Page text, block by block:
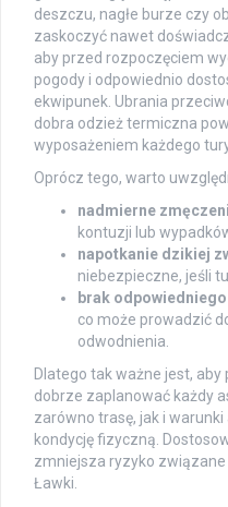
deszczu, nagłe burze czy
zaskoczyć nawet
aby przed rozpoczęciem
pogody i odpowiednio
ekwipunek. Ubrania
dobra odzież termiczna
wyposażeniem każdego
Oprócz tego, warto
nadmierne
kontuzji lub
napotkanie dzikiej
niebezpieczne, jeśli
brak
co może prowadzić
odwodnienia.
Dlatego tak ważne jest,
dobrze zaplanować każdy
zarówno trasę, jak i
kondycję fizyczną.
zmniejsza ryzyko
Ławki.